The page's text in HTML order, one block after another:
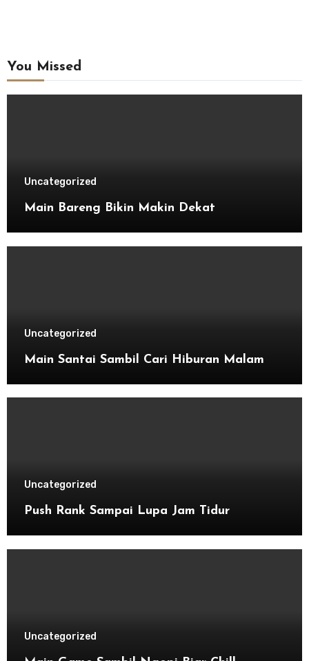
You Missed
Uncategorized
Main Bareng Bikin Makin Dekat
Uncategorized
Main Santai Sambil Cari Hiburan Malam
Uncategorized
Push Rank Sampai Lupa Jam Tidur
Uncategorized